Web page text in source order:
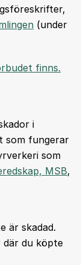
(under
finns.
i
som fungerar
som
MSB,
är skadad.
där du köpte